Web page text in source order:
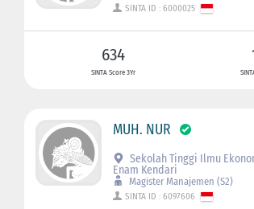
SINTA ID : 6000025
634
SINTA Score 3Yr
MUH. NUR
Sekolah Tinggi Ilmu
Enam Kendari
Magister Manajemen (S2)
SINTA ID : 6097606